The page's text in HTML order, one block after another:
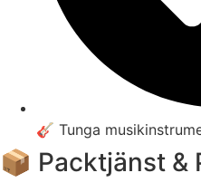
🎸 Tunga
📦 Packtjänst &